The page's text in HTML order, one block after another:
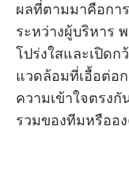
ผลที่ตามมาคือกา
ระหว่างผู้บริหาร
โปร่งใสและเปิดก
แวดล้อมที่เอื้อต่อ
ความเข้าใจตรง
รวมของทีมหรืออ